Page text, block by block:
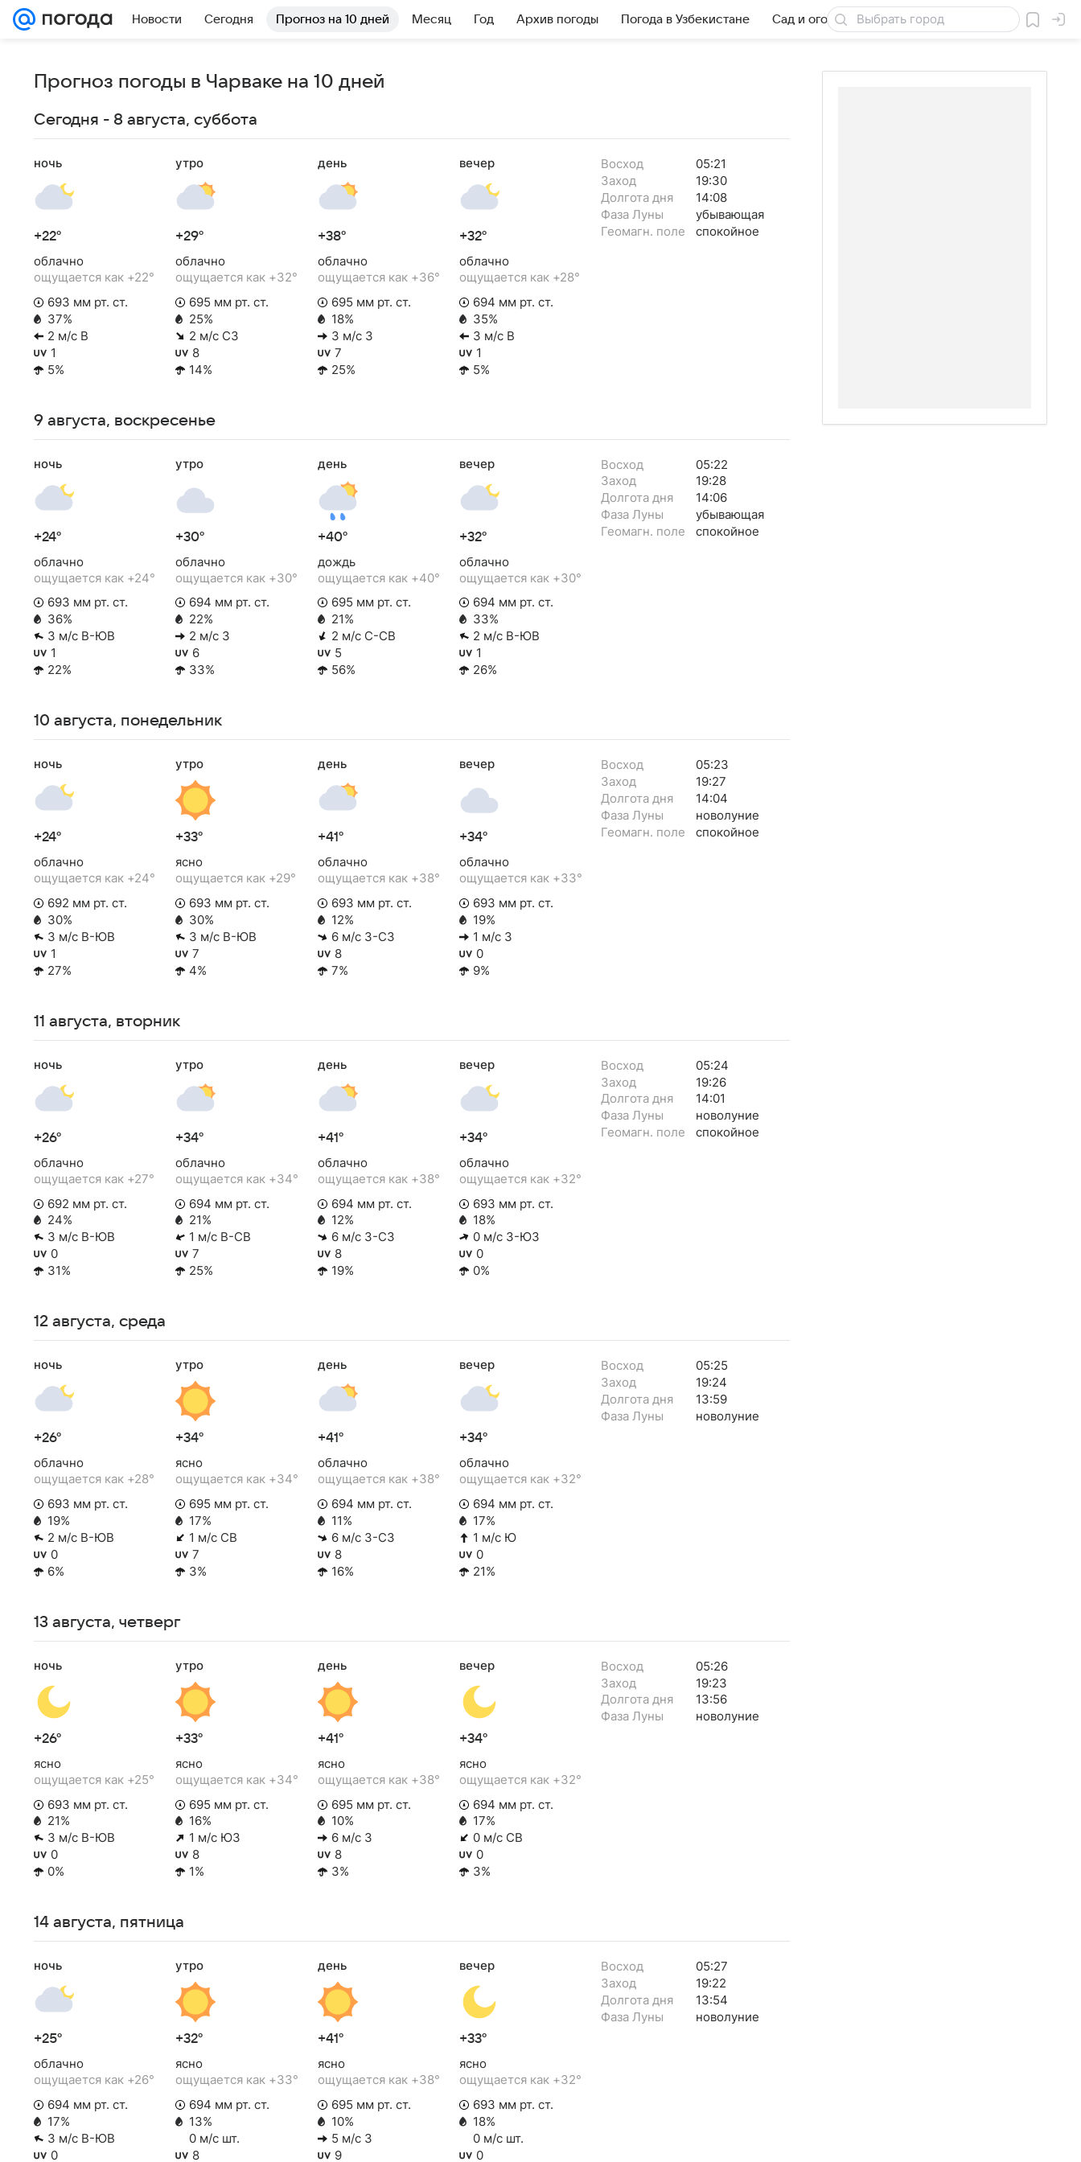
Новости Сегодня Прогноз на 10 дней Месяц Год Архив погоды Погода в Узбекистане Сад и огород Товары для дачи
Прогноз погоды в Чарваке на 10 дней
Сегодня - 8 августа, суббота
ночь
+22°
облачно
ощущается как +22°
693 мм рт. ст.
37%
2 м/с В
1
5%
утро
+29°
облачно
ощущается как +32°
695 мм рт. ст.
25%
2 м/с СЗ
8
14%
день
+38°
облачно
ощущается как +36°
695 мм рт. ст.
18%
3 м/с З
7
25%
вечер
+32°
облачно
ощущается как +28°
694 мм рт. ст.
35%
3 м/с В
1
5%
Восход
05:21
Заход
19:30
Долгота дня
14:08
Фаза Луны
убывающая
Геомагн. поле
спокойное
9 августа, воскресенье
ночь
+24°
облачно
ощущается как +24°
693 мм рт. ст.
36%
3 м/с В-ЮВ
1
22%
утро
+30°
облачно
ощущается как +30°
694 мм рт. ст.
22%
2 м/с З
6
33%
день
+40°
дождь
ощущается как +40°
695 мм рт. ст.
21%
2 м/с С-СВ
5
56%
вечер
+32°
облачно
ощущается как +30°
694 мм рт. ст.
33%
2 м/с В-ЮВ
1
26%
Восход
05:22
Заход
19:28
Долгота дня
14:06
Фаза Луны
убывающая
Геомагн. поле
спокойное
10 августа, понедельник
ночь
+24°
облачно
ощущается как +24°
692 мм рт. ст.
30%
3 м/с В-ЮВ
1
27%
утро
+33°
ясно
ощущается как +29°
693 мм рт. ст.
30%
3 м/с В-ЮВ
7
4%
день
+41°
облачно
ощущается как +38°
693 мм рт. ст.
12%
6 м/с З-СЗ
8
7%
вечер
+34°
облачно
ощущается как +33°
693 мм рт. ст.
19%
1 м/с З
0
9%
Восход
05:23
Заход
19:27
Долгота дня
14:04
Фаза Луны
новолуние
Геомагн. поле
спокойное
11 августа, вторник
ночь
+26°
облачно
ощущается как +27°
692 мм рт. ст.
24%
3 м/с В-ЮВ
0
31%
утро
+34°
облачно
ощущается как +34°
694 мм рт. ст.
21%
1 м/с В-СВ
7
25%
день
+41°
облачно
ощущается как +38°
694 мм рт. ст.
12%
6 м/с З-СЗ
8
19%
вечер
+34°
облачно
ощущается как +32°
693 мм рт. ст.
18%
0 м/с З-ЮЗ
0
0%
Восход
05:24
Заход
19:26
Долгота дня
14:01
Фаза Луны
новолуние
Геомагн. поле
спокойное
12 августа, среда
ночь
+26°
облачно
ощущается как +28°
693 мм рт. ст.
19%
2 м/с В-ЮВ
0
6%
утро
+34°
ясно
ощущается как +34°
695 мм рт. ст.
17%
1 м/с СВ
7
3%
день
+41°
облачно
ощущается как +38°
694 мм рт. ст.
11%
6 м/с З-СЗ
8
16%
вечер
+34°
облачно
ощущается как +32°
694 мм рт. ст.
17%
1 м/с Ю
0
21%
Восход
05:25
Заход
19:24
Долгота дня
13:59
Фаза Луны
новолуние
13 августа, четверг
ночь
+26°
ясно
ощущается как +25°
693 мм рт. ст.
21%
3 м/с В-ЮВ
0
0%
утро
+33°
ясно
ощущается как +34°
695 мм рт. ст.
16%
1 м/с ЮЗ
8
1%
день
+41°
ясно
ощущается как +38°
695 мм рт. ст.
10%
6 м/с З
8
3%
вечер
+34°
ясно
ощущается как +32°
694 мм рт. ст.
17%
0 м/с СВ
0
3%
Восход
05:26
Заход
19:23
Долгота дня
13:56
Фаза Луны
новолуние
14 августа, пятница
ночь
+25°
облачно
ощущается как +26°
694 мм рт. ст.
17%
3 м/с В-ЮВ
0
утро
+32°
ясно
ощущается как +33°
694 мм рт. ст.
13%
0 м/с шт.
8
день
+41°
ясно
ощущается как +38°
695 мм рт. ст.
10%
5 м/с З
9
вечер
+33°
ясно
ощущается как +32°
693 мм рт. ст.
18%
0 м/с шт.
0
Восход
05:27
Заход
19:22
Долгота дня
13:54
Фаза Луны
новолуние